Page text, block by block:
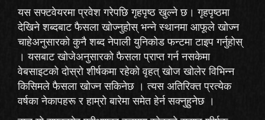
यस सफ्टवेयरमा प्रवेश गरेपछि गृहपृष्ठ खुल्ने छ। गृहपृष्ठमा
देखिने शब्दबाट फैसला खोज्नुहोस् भन्ने स्थानमा आफूले खोज्न
चाहेअनुसारको कुनै शब्द नेपाली युनिकोड फन्टमा टाइप गर्नुहोस्
। यसबाट खोजेअनुसारको फैसला प्राप्त गर्न नसकेमा
वेबसाइटको दोस्रो शीर्षकमा रहेकोवृहत् खोज खोलेर विभिन्न
किसिमले फैसला खोज्न सकिनेछ । त्यस अतिरिक्त प्रत्येक
वर्षका नेकापहरू र हाम्रो बारेमा समेत हेर्न सक्नुहुनेछ ।